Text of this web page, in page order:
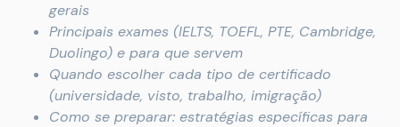
gerais
Principais exames (IELTS, TOEFL, PTE, Cambridge,
Duolingo) e para que servem
Quando escolher cada tipo de certificado
(universidade, visto, trabalho, imigração)
Como se preparar: estratégias específicas para